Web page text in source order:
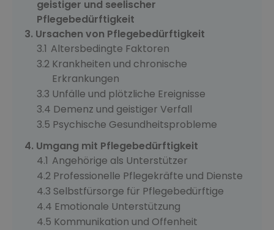
geistiger und seelischer
Pflegebedürftigkeit
Ursachen von Pflegebedürftigkeit
Altersbedingte Faktoren
Krankheiten und chronische
Erkrankungen
Unfälle und plötzliche Ereignisse
Demenz und geistiger Verfall
Psychische Gesundheitsprobleme
Umgang mit Pflegebedürftigkeit
Angehörige als Unterstützer
Professionelle Pflegekräfte und Dienste
Selbstfürsorge für Pflegebedürftige
Emotionale Unterstützung
Kommunikation und Offenheit